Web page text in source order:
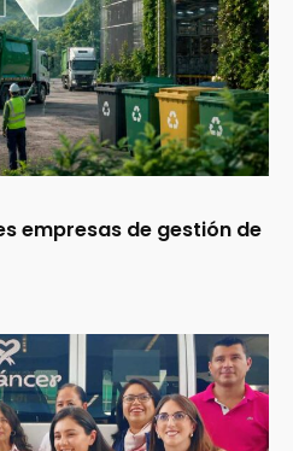
empresas de gestión de